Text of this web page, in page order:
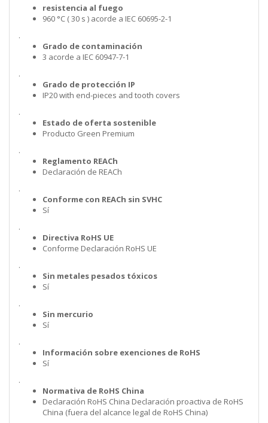
resistencia al fuego
960 °C ( 30 s ) acorde a IEC 60695-2-1
.
Grado de contaminación
3 acorde a IEC 60947-7-1
.
Grado de protección IP
IP20 with end-pieces and tooth covers
.
Estado de oferta sostenible
Producto Green Premium
.
Reglamento REACh
Declaración de REACh
.
Conforme con REACh sin SVHC
Sí
.
Directiva RoHS UE
Conforme Declaración RoHS UE
.
Sin metales pesados tóxicos
Sí
.
Sin mercurio
Sí
.
Información sobre exenciones de RoHS
Sí
.
Normativa de RoHS China
Declaración RoHS China Declaración proactiva de RoHS
China (fuera del alcance legal de RoHS China)